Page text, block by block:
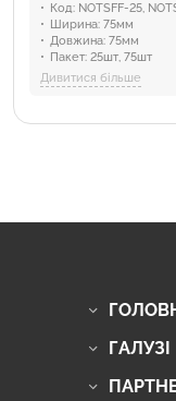
Код: NOTSFF-25,
Ширина: 75мм
Довжина: 75мм
Пакет: 25шт, 75шт
Кількість в коробці:
Особливість:
Дивитися більше
ГАЛУЗІ